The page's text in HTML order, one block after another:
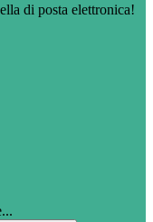
di posta elettronica!